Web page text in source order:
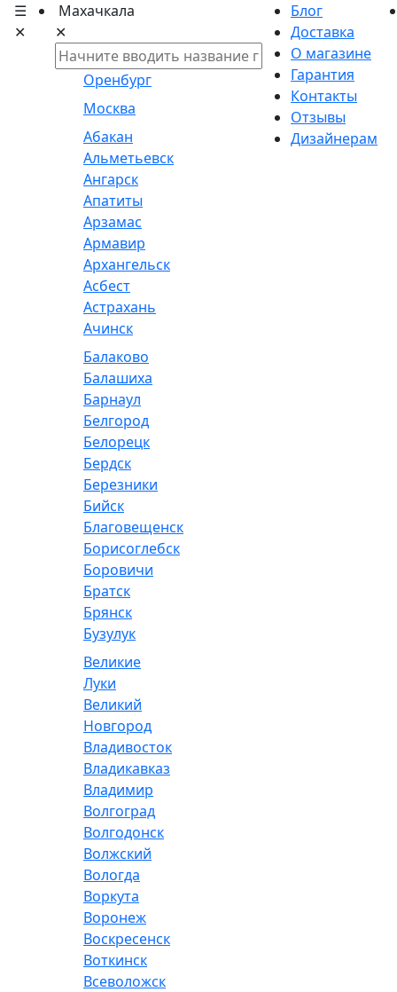
☰
✕
Махачкала
✕
Оренбург
Москва
Абакан
Альметьевск
Ангарск
Апатиты
Арзамас
Армавир
Архангельск
Асбест
Астрахань
Ачинск
Балаково
Балашиха
Барнаул
Белгород
Белорецк
Бердск
Березники
Бийск
Благовещенск
Борисоглебск
Боровичи
Братск
Брянск
Бузулук
Великие
Луки
Великий
Новгород
Владивосток
Владикавказ
Владимир
Волгоград
Волгодонск
Волжский
Вологда
Воркута
Воронеж
Воскресенск
Воткинск
Всеволожск
Блог
Доставка
О магазине
Гарантия
Контакты
Отзывы
Дизайнерам